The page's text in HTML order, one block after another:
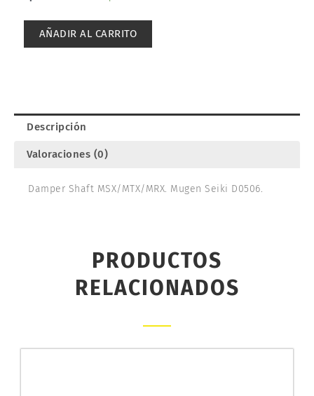
AÑADIR AL CARRITO
Descripción
Valoraciones (0)
Damper Shaft MSX/MTX/MRX. Mugen Seiki D0506.
PRODUCTOS
RELACIONADOS